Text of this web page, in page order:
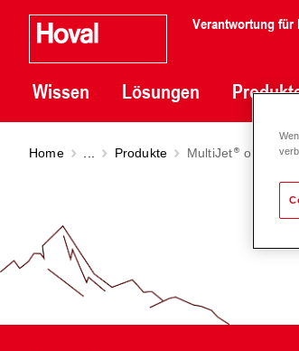
Verantwortung
Wissen Lösungen
Home Produkte MultiJet ohne